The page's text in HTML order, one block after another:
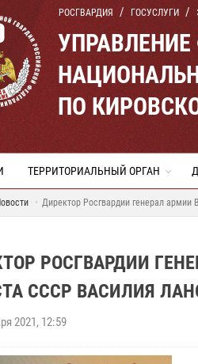
РОСГВАРДИЯ ГОСУСЛУГИ
ПО
ТЕРРИТОРИАЛЬНЫЙ ОРГАН
Директор Росгвардии генерал армии
РОСГВАРДИИ
СССР ВАСИЛИЯ
2021, 12:59